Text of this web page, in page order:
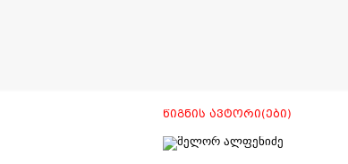
ᲬᲘᲒᲜᲘᲡ ᲐᲕᲢᲝᲠᲘ(ᲔᲑᲘ)